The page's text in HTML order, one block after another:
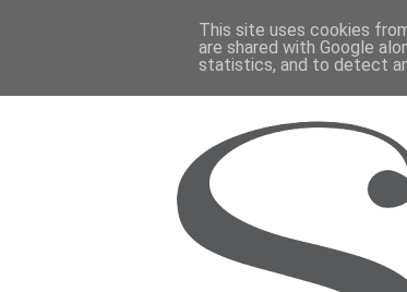
This site uses cookies
are shared with Google
statistics, and to detect